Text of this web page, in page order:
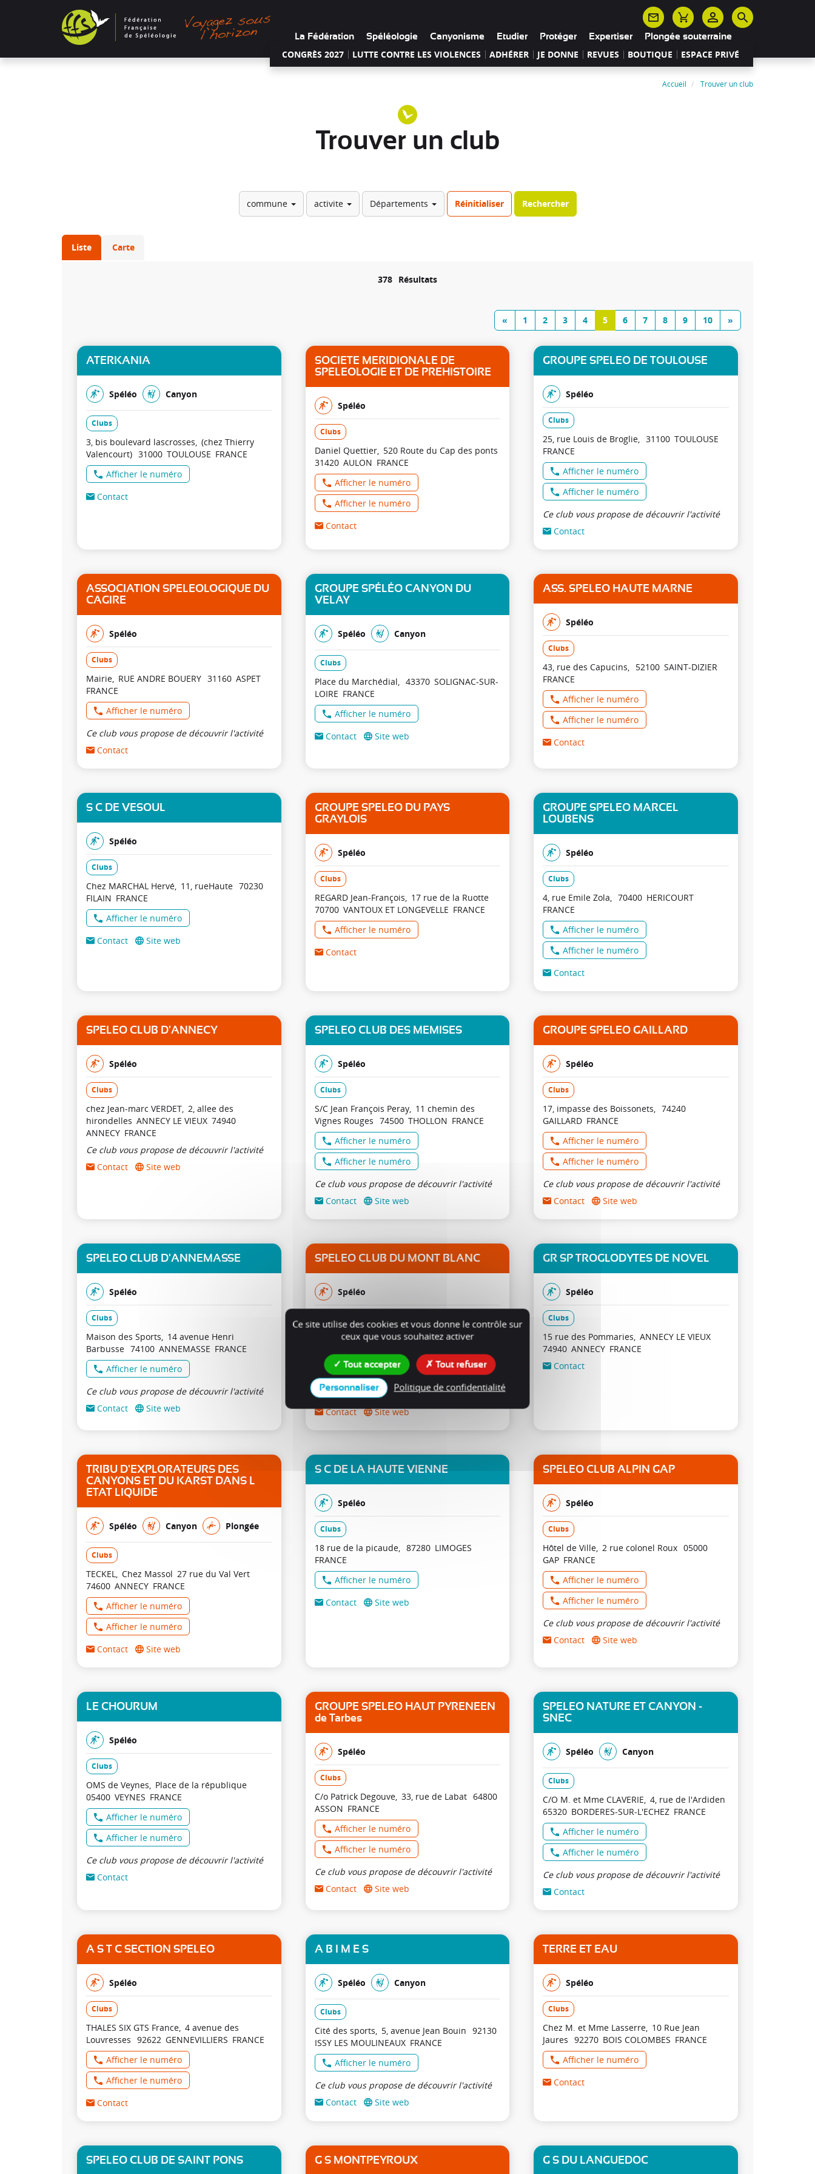
CONGRÈS 2027 LUTTE CONTRE LES VIOLENCES ADHÉRER JE DONNE REVUES BOUTIQUE ESPACE PRIVÉ
La Fédération Spéléologie Canyonisme Etudier Protéger Expertiser Plongée souterraine
Accueil Trouver un club
Trouver un club
commune activite Départements Réinitialiser Rechercher
Liste Carte
378 Résultats
« 1 2 3 4 5 6 7 8 9 10 »
ATERKANIA
Spéléo Canyon
Clubs
3, bis boulevard lascrosses (chez Thierry
Valencourt) 31000 TOULOUSE FRANCE
Afficher le numéro
Contact
SOCIETE MERIDIONALE DE
SPELEOLOGIE ET DE PREHISTOIRE
Spéléo
Clubs
Daniel Quettier 520 Route du Cap des ponts
31420 AULON FRANCE
Afficher le numéro
Afficher le numéro
Contact
GROUPE SPELEO DE TOULOUSE
Spéléo
Clubs
25, rue Louis de Broglie 31100 TOULOUSE
FRANCE
Afficher le numéro
Afficher le numéro
Ce club vous propose de découvrir l'activité
Contact
ASSOCIATION SPELEOLOGIQUE DU
CAGIRE
Spéléo
Clubs
Mairie RUE ANDRE BOUERY 31160 ASPET
FRANCE
Afficher le numéro
Ce club vous propose de découvrir l'activité
Contact
GROUPE SPÉLÉO CANYON DU
VELAY
Spéléo Canyon
Clubs
Place du Marchédial 43370 SOLIGNAC-SUR-
LOIRE FRANCE
Afficher le numéro
Contact
Site web
ASS. SPELEO HAUTE MARNE
Spéléo
Clubs
43, rue des Capucins 52100 SAINT-DIZIER
FRANCE
Afficher le numéro
Afficher le numéro
Contact
S C DE VESOUL
Spéléo
Clubs
Chez MARCHAL Hervé 11, rueHaute 70230
FILAIN FRANCE
Afficher le numéro
Contact
Site web
GROUPE SPELEO DU PAYS
GRAYLOIS
Spéléo
Clubs
REGARD Jean-François
17 rue de la Ruotte
70700 VANTOUX ET LONGEVELLE FRANCE
Afficher le numéro
Contact
GROUPE SPELEO MARCEL
LOUBENS
Spéléo
Clubs
4, rue Emile Zola 70400 HERICOURT
FRANCE
Afficher le numéro
Afficher le numéro
Contact
SPELEO CLUB D'ANNECY
Spéléo
Clubs
chez Jean-marc VERDET 2, allee des
hirondelles ANNECY LE VIEUX 74940
ANNECY FRANCE
Ce club vous propose de découvrir l'activité
Contact
Site web
SPELEO CLUB DES MEMISES
Spéléo
Clubs
S/C Jean François Peray 11 chemin des
Vignes Rouges 74500 THOLLON FRANCE
Afficher le numéro
Afficher le numéro
Ce club vous propose de découvrir l'activité
Contact
Site web
GROUPE SPELEO GAILLARD
Spéléo
Clubs
17, impasse des Boissonets
74240
GAILLARD FRANCE
Afficher le numéro
Afficher le numéro
Ce club vous propose de découvrir l'activité
Contact
Site web
SPELEO CLUB D'ANNEMASSE
Spéléo
Clubs
Maison des Sports
14 avenue Henri
Barbusse 74100 ANNEMASSE FRANCE
Afficher le numéro
Ce club vous propose de découvrir l'activité
Contact
Site web
SPELEO CLUB DU MONT BLANC
Spéléo
Clubs
Chez M. Patrick NOEL Route de Luzier
Afficher le numéro
Afficher le numéro
Contact
Site web
GR SP TROGLODYTES DE NOVEL
Spéléo
Clubs
15 rue des Pommaries ANNECY LE VIEUX
74940 ANNECY FRANCE
Contact
TRIBU D'EXPLORATEURS DES
CANYONS ET DU KARST DANS L
ETAT LIQUIDE
Spéléo Canyon Plongée
Clubs
TECKEL Chez Massol 27 rue du Val Vert
74600 ANNECY FRANCE
Afficher le numéro
Afficher le numéro
Contact
Site web
S C DE LA HAUTE VIENNE
Spéléo
Clubs
18 rue de la picaude 87280 LIMOGES
FRANCE
Afficher le numéro
Contact
Site web
SPELEO CLUB ALPIN GAP
Spéléo
Clubs
Hôtel de Ville 2 rue colonel Roux 05000
GAP FRANCE
Afficher le numéro
Afficher le numéro
Ce club vous propose de découvrir l'activité
Contact
Site web
LE CHOURUM
Spéléo
Clubs
OMS de Veynes
Place de la république
05400 VEYNES FRANCE
Afficher le numéro
Afficher le numéro
Ce club vous propose de découvrir l'activité
Contact
GROUPE SPELEO HAUT PYRENEEN
de Tarbes
Spéléo
Clubs
C/o Patrick Degouve 33, rue de Labat 64800
ASSON FRANCE
Afficher le numéro
Afficher le numéro
Ce club vous propose de découvrir l'activité
Contact
Site web
SPELEO NATURE ET CANYON -
SNEC
Spéléo Canyon
Clubs
C/O M. et Mme CLAVERIE 4, rue de l'Ardiden
65320 BORDERES-SUR-L'ECHEZ FRANCE
Afficher le numéro
Afficher le numéro
Ce club vous propose de découvrir l'activité
Contact
A S T C SECTION SPELEO
Spéléo
Clubs
THALES SIX GTS France 4 avenue des
Louvresses 92622 GENNEVILLIERS FRANCE
Afficher le numéro
Afficher le numéro
Contact
A B I M E S
Spéléo Canyon
Clubs
Cité des sports 5, avenue Jean Bouin 92130
ISSY LES MOULINEAUX FRANCE
Afficher le numéro
Ce club vous propose de découvrir l'activité
Contact
Site web
TERRE ET EAU
Spéléo
Clubs
Chez M. et Mme Lasserre 10 Rue Jean
Jaures 92270 BOIS COLOMBES FRANCE
Afficher le numéro
Contact
SPELEO CLUB DE SAINT PONS G S MONTPEYROUX G S DU LANGUEDOC
Ce site utilise des cookies et vous donne le contrôle sur
ceux que vous souhaitez activer
Tout accepter Tout refuser
Personnaliser Politique de confidentialité